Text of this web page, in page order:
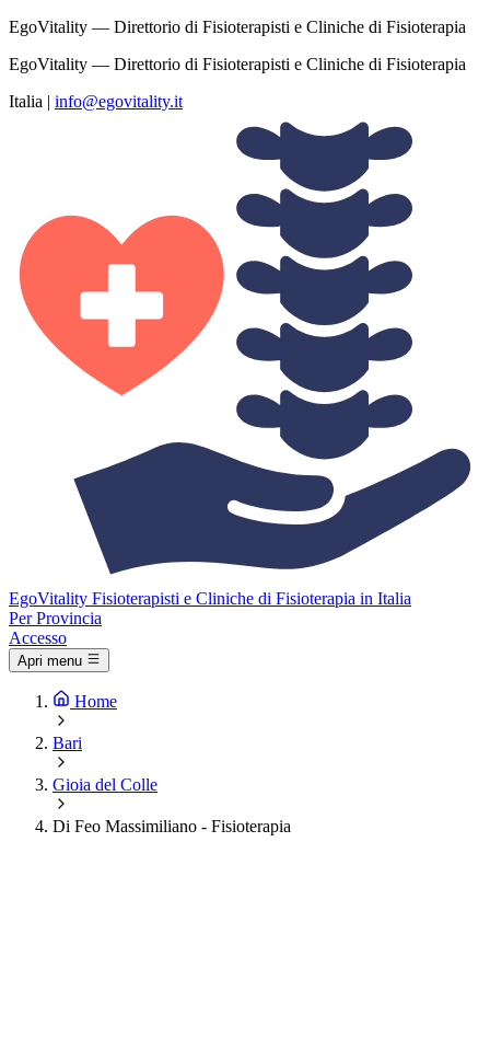
EgoVitality — Direttorio di Fisioterapisti e Cliniche di Fisioterapia
EgoVitality — Direttorio di Fisioterapisti e Cliniche di Fisioterapia
Italia | info@egovitality.it
EgoVitality Fisioterapisti e Cliniche di Fisioterapia in Italia
Per Provincia
Accesso
Apri menu
Home
Bari
Gioia del Colle
Di Feo Massimiliano - Fisioterapia